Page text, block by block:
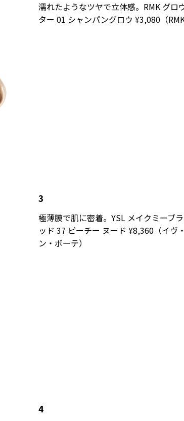
濡れたようなツヤで立体感。RMK グロ
ター 01 シャンパングロウ ¥3,080（
3
極薄膜で肌に密着。YSL メイクミーブ
ッド 37 ピーチー ヌード ¥8,360（イヴ
ン・ボーテ）
4